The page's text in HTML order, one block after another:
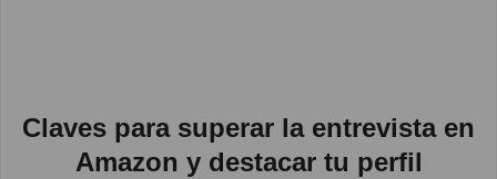
Claves para superar la entrevista en
Amazon y destacar tu perfil